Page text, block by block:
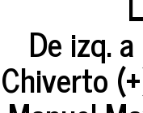
De izq.
Chiverto